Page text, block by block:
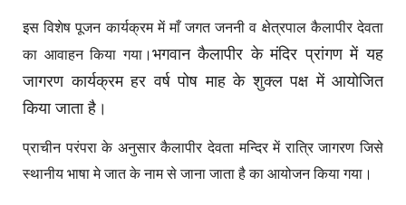
इस विशेष पूजन कार्यक्रम में माँ जगत जननी व क्षेत्रपाल कैलापीर देवता
का आवाहन किया गया।भगवान कैलापीर के मंदिर प्रांगण में यह
जागरण कार्यक्रम हर वर्ष पोष माह के शुक्ल पक्ष में आयोजित
किया जाता है।
प्राचीन परंपरा के अनुसार कैलापीर देवता मन्दिर में रात्रि जागरण जिसे
स्थानीय भाषा मे जात के नाम से जाना जाता है का आयोजन किया गया।